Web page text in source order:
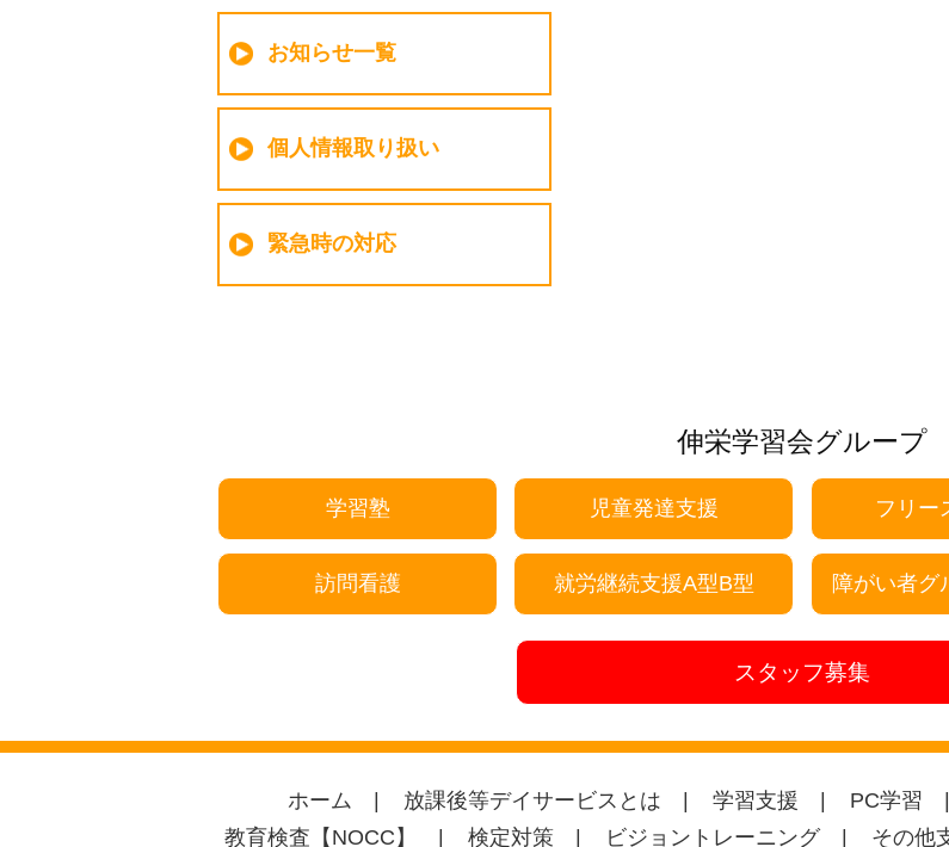
お知らせ一覧
個人情報取り扱い
緊急時の対応
伸栄学習会グループ
学習塾 児童発達支援 フリー
訪問看護 就労継続支援A型B型 障がい者グ
スタッフ募集
ホーム 放課後等デイサービスとは 学習支援 PC学習
教育検査【NOCC】
検定対策 ビジョントレーニング その他